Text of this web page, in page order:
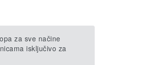
za sve načine
isključivo za